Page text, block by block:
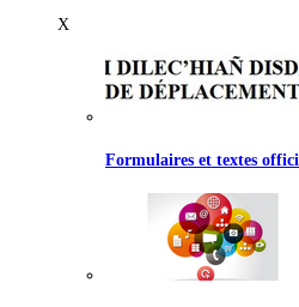
X
Formulaires et textes